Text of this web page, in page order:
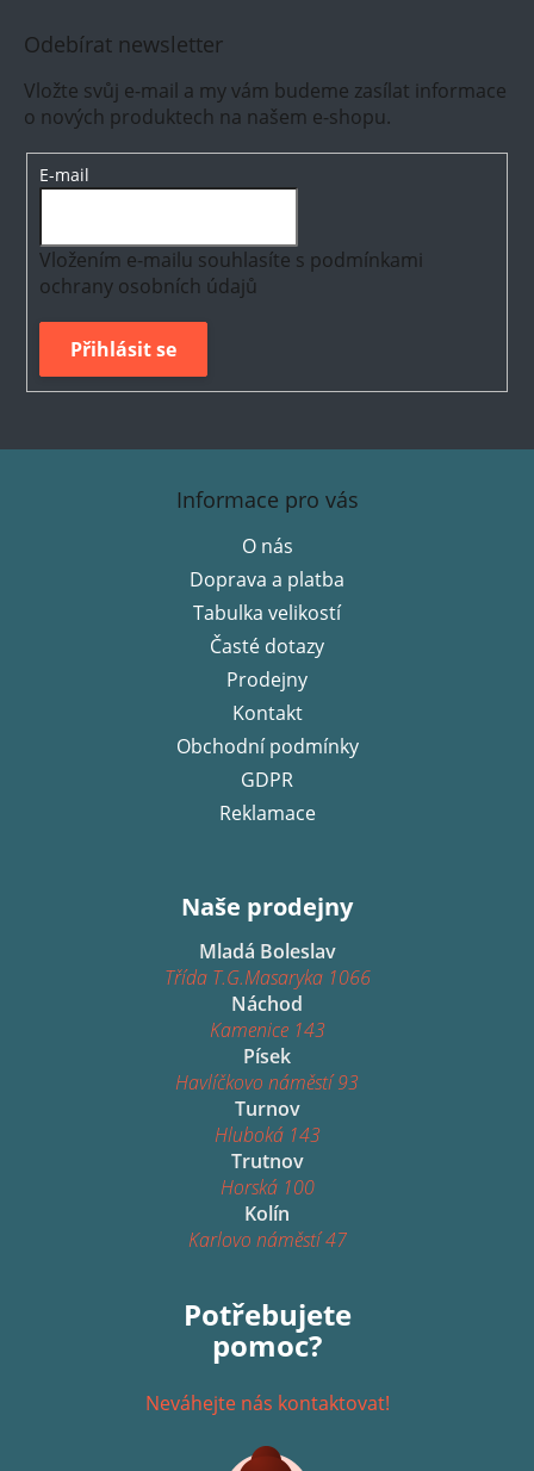
Odebírat newsletter
Vložte svůj e-mail a my vám budeme zasílat informace
o nových produktech na našem e-shopu.
E-mail
Vložením e-mailu souhlasíte s podmínkami
ochrany osobních údajů
Přihlásit se
Z
Informace pro vás
O nás
Doprava a platba
Tabulka velikostí
Časté dotazy
Prodejny
Kontakt
Obchodní podmínky
GDPR
Reklamace
Naše prodejny
Mladá Boleslav
Třída T.G.Masaryka 1066
Náchod
Kamenice 143
Písek
Havlíčkovo náměstí 93
Turnov
Hluboká 143
Trutnov
Horská 100
Kolín
Karlovo náměstí 47
Potřebujete
pomoc?
Neváhejte nás kontaktovat!